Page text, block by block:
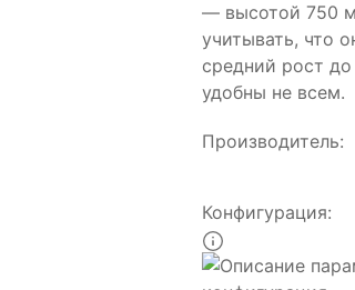
— высотой 750
учитывать, что
средний рост
удобны не всем.
Производитель:
Конфигурация: